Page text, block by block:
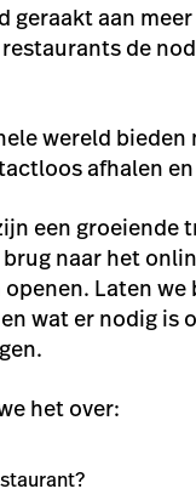
geraakt aan
de
wereld
afhalen
een groeiende
naar het
Laten
wat er nodig is
het over: